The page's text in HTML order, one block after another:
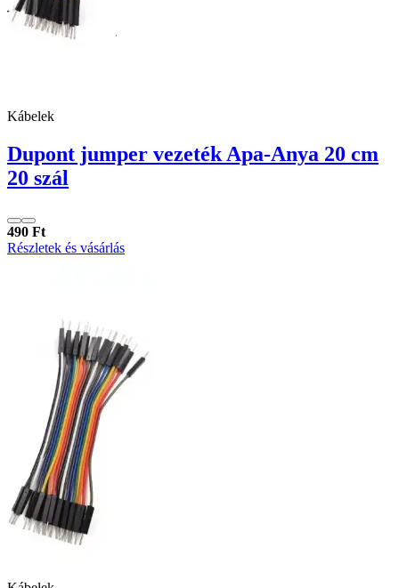
Kábelek
Dupont jumper vezeték Apa-Anya 20 cm
20 szál
490 Ft
Részletek és vásárlás